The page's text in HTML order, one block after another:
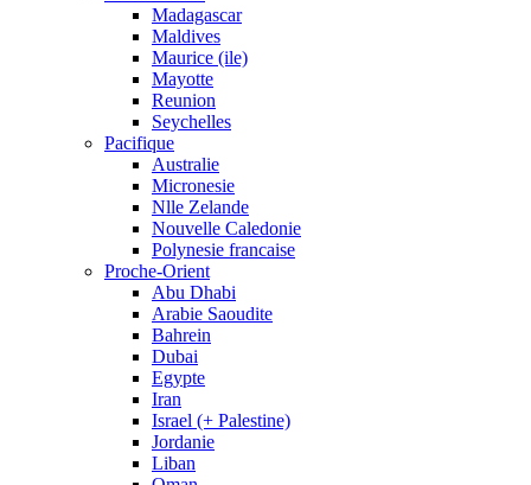
Madagascar
Maldives
Maurice (ile)
Mayotte
Reunion
Seychelles
Pacifique
Australie
Micronesie
Nlle Zelande
Nouvelle Caledonie
Polynesie francaise
Proche-Orient
Abu Dhabi
Arabie Saoudite
Bahrein
Dubai
Egypte
Iran
Israel (+ Palestine)
Jordanie
Liban